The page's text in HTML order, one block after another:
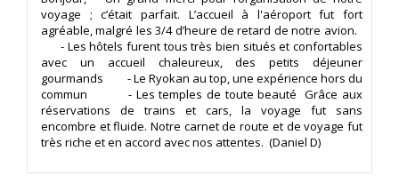
voyage ; c’était parfait. L’accueil à l'aéroport fut fort
agréable, malgré les 3/4 d’heure de retard de notre avion.
- Les hôtels furent tous très bien situés et confortables
avec un accueil chaleureux, des petits déjeuner
gourmands - Le Ryokan au top, une expérience hors du
commun - Les temples de toute beauté Grâce aux
réservations de trains et cars, la voyage fut sans
encombre et fluide. Notre carnet de route et de voyage fut
très riche et en accord avec nos attentes. (Daniel D)